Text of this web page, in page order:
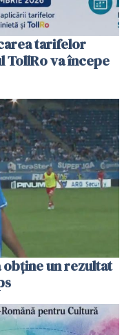
tarifelor
TollRo va începe
obține un rezultat